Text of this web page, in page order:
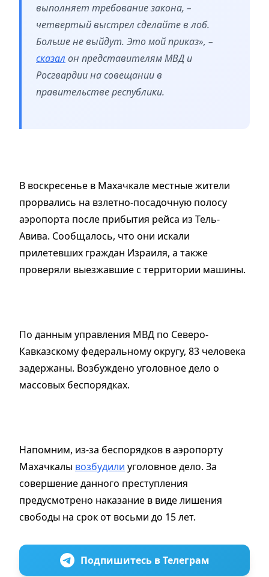
выполняет требование закона, –
четвертый выстрел сделайте в лоб.
Больше не выйдут. Это мой приказ», –
сказал он представителям МВД и
Росгвардии на совещании в
правительстве республики.
В воскресенье в Махачкале местные жители
прорвались на взлетно-посадочную полосу
аэропорта после прибытия рейса из Тель-
Авива. Сообщалось, что они искали
прилетевших граждан Израиля, а также
проверяли выезжавшие с территории машины.
По данным управления МВД по Северо-
Кавказскому федеральному округу, 83 человека
задержаны. Возбуждено уголовное дело о
массовых беспорядках.
Напомним, из-за беспорядков в аэропорту
Махачкалы возбудили уголовное дело. За
совершение данного преступления
предусмотрено наказание в виде лишения
свободы на срок от восьми до 15 лет.
Подпишитесь в Телеграм